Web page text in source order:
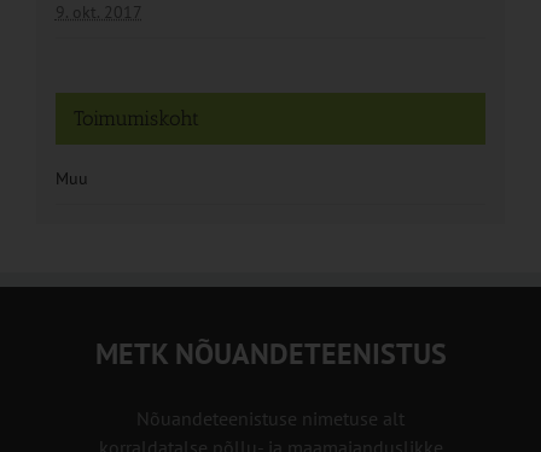
9. okt. 2017
Toimumiskoht
Muu
METK NÕUANDETEENISTUS
Nõuandeteenistuse nimetuse alt
korraldatalse põllu- ja maamajanduslikke